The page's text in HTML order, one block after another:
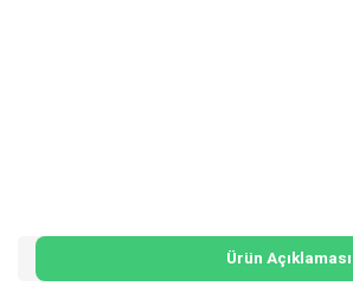
Ürün Açıklaması